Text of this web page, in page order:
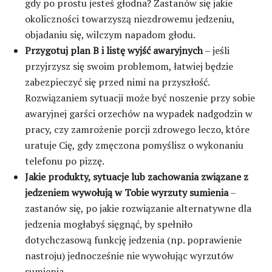
gdy po prostu jesteś głodna? Zastanów się jakie
okoliczności towarzyszą niezdrowemu jedzeniu,
objadaniu się, wilczym napadom głodu.
Przygotuj plan B i listę wyjść awaryjnych– jeśli
przyjrzysz się swoim problemom, łatwiej będzie
zabezpieczyć się przed nimi na przyszłość.
Rozwiązaniem sytuacji może być noszenie przy sobie
awaryjnej garści orzechów na wypadek nadgodzin w
pracy, czy zamrożenie porcji zdrowego leczo, które
uratuje Cię, gdy zmęczona pomyślisz o wykonaniu
telefonu po pizzę.
Jakie produkty, sytuacje lub zachowania związane z
jedzeniem wywołują w Tobie wyrzuty sumienia–
zastanów się, po jakie rozwiązanie alternatywne dla
jedzenia mogłabyś sięgnąć, by spełniło
dotychczasową funkcję jedzenia (np. poprawienie
nastroju) jednocześnie nie wywołując wyrzutów